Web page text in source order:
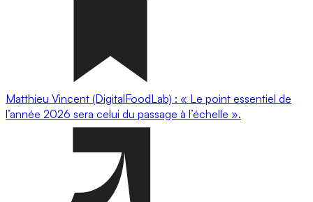
Matthieu Vincent (DigitalFoodLab) : « Le point essentiel de
l’année 2026 sera celui du passage à l’échelle ».